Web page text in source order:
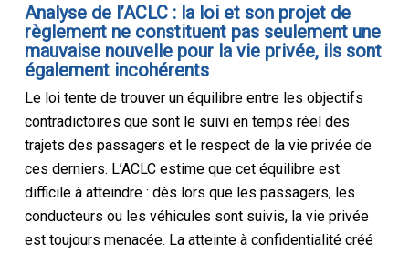
Analyse de l’ACLC : la loiet son projet de
règlement ne constituent pas seulement une
mauvaise nouvelle pour la vie privée, ils sont
également incohérents
Le loitente de trouver un équilibre entre les objectifs
contradictoires que sont le suivi en temps réel des
trajets des passagers et le respect de la vie privée de
ces derniers. L’ACLC estime que cet équilibre est
difficile à atteindre : dès lors que les passagers, les
conducteurs ou les véhicules sont suivis, la vie privée
est toujours menacée. La atteinte àconfidentialité créé